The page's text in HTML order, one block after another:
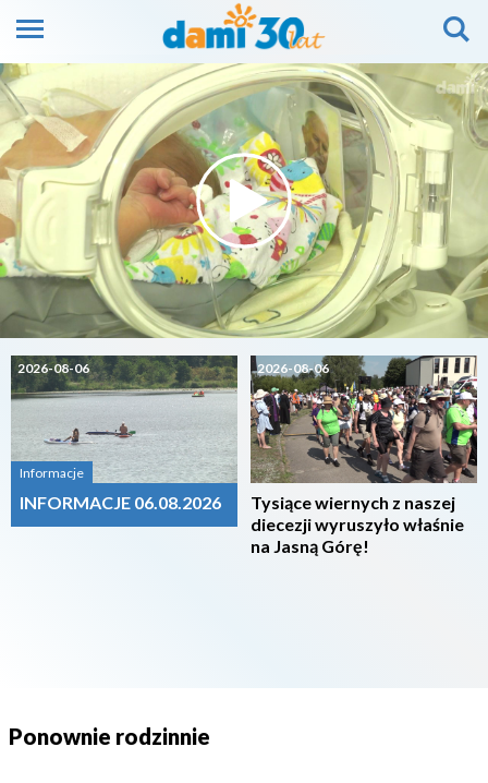
2026-08-06
Informacje
INFORMACJE 06.08.2026
2026-08-06
Tysiące wiernych z naszej
diecezji wyruszyło właśnie
na Jasną Górę!
Ponownie rodzinnie